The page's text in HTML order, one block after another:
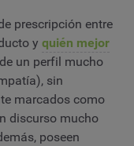
prescripción entre
y quién mejor
un perfil mucho
sin
marcados como
discurso mucho
poseen